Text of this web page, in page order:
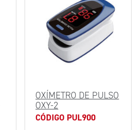
OXÍMETRO DE PULSO
OXY-2
CÓDIGO PUL900